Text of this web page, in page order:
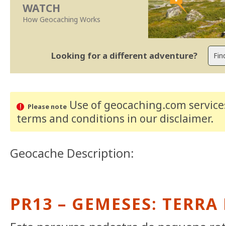
WATCH
How Geocaching Works
Looking for a different adventure?
Please noteUse of geocaching.com
terms and conditions in our disclaimer.
Geocache Description:
PR13 – GEMESES: